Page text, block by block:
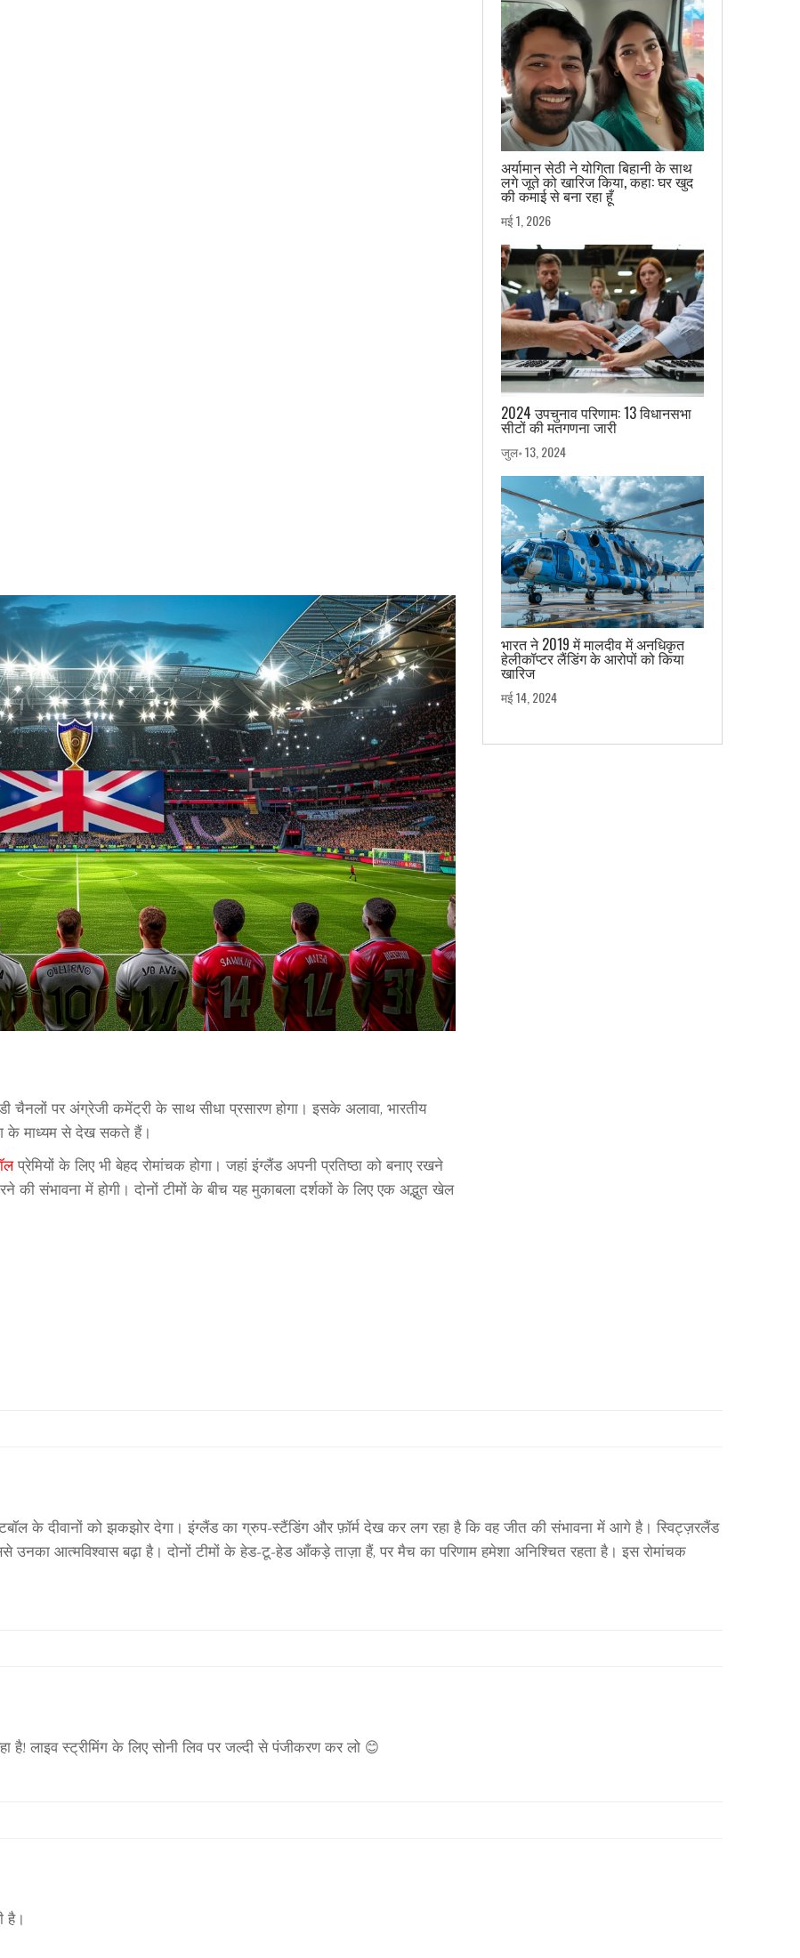
पर अंग्रेजी कमेंट्री के साथ सीधा प्रसारण होगा। इसके अलावा, भारतीय
के माध्यम से देख सकते हैं।
प्रेमियों के लिए भी बेहद रोमांचक होगा। जहां इंग्लैंड अपनी प्रतिष्ठा को बनाए रखने
संभावना में होगी। दोनों टीमों के बीच यह मुकाबला दर्शकों के लिए एक अद्भुत खेल
अर्यामान सेठी ने योगिता बिहानी के साथ
लगे जूते को खारिज किया, कहा: घर खुद
की कमाई से बना रहा हूँ
मई 1, 2026
2024 उपचुनाव परिणाम: 13 विधानसभा
सीटों की मतगणना जारी
जुल॰ 13, 2024
भारत ने 2019 में मालदीव में अनधिकृत
हेलीकॉप्टर लैंडिंग के आरोपों को किया
खारिज
मई 14, 2024
के दीवानों को झकझोर देगा। इंग्लैंड का ग्रुप‑स्टैंडिंग और फ़ॉर्म देख कर लग रहा है कि वह जीत की संभावना में आगे है। स्विट्ज़रलैंड
उनका आत्मविश्वास बढ़ा है। दोनों टीमों के हेड‑टू‑हेड आँकड़े ताज़ा हैं, पर मैच का परिणाम हमेशा अनिश्चित रहता है। इस रोमांचक
लाइव स्ट्रीमिंग के लिए सोनी लिव पर जल्दी से पंजीकरण कर लो 😊
है।